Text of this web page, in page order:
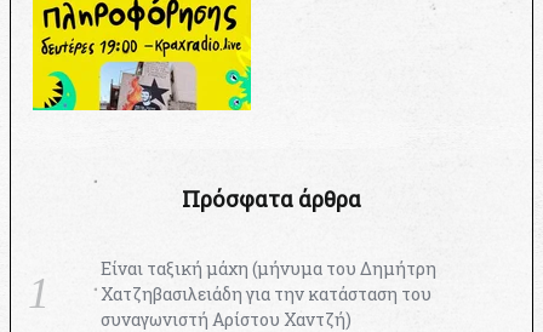
Πρόσφατα άρθρα
Είναι ταξική μάχη (μήνυμα του Δημήτρη
Χατζηβασιλειάδη για την κατάσταση του
συναγωνιστή Αρίστου Χαντζή)